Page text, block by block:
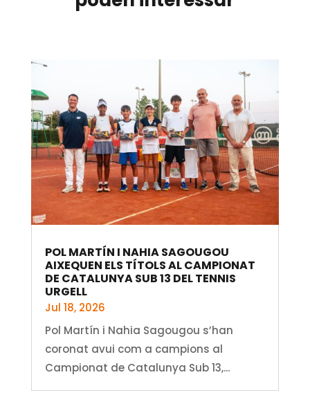
POL MARTÍN I NAHIA SAGOUGOU
AIXEQUEN ELS TÍTOLS AL CAMPIONAT
DE CATALUNYA SUB 13 DEL TENNIS
URGELL
Jul 18, 2026
Pol Martín i Nahia Sagougou s’han
coronat avui com a campions al
Campionat de Catalunya Sub 13,...